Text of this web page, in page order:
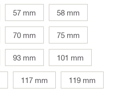
57 mm 58 mm
70 mm 75 mm
93 mm 101 mm
117 mm 119 mm